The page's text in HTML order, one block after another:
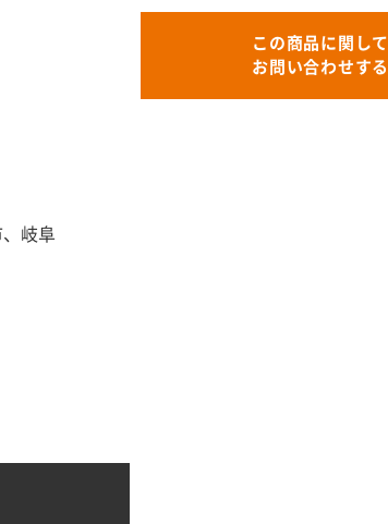
岐阜
この商品に関して
お問い合わせする